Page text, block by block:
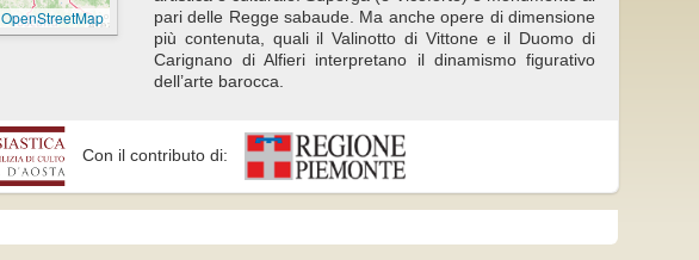
OpenStreetMap
pari delle Regge sabaude. Ma anche opere di dimensione
più contenuta, quali il Valinotto di Vittone e il Duomo di
Carignano di Alfieri interpretano il dinamismo figurativo
dell’arte barocca.
Con il contributo di: